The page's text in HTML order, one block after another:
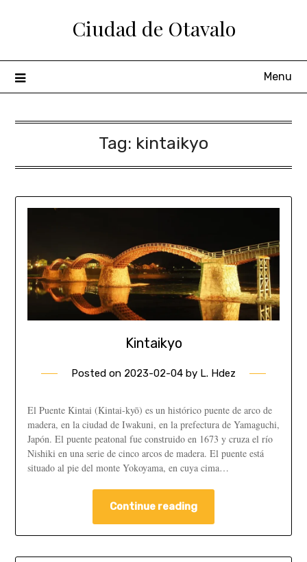
Ciudad de Otavalo
Menu
Tag: kintaikyo
Kintaikyo
Posted on 2023-02-04 by L. Hdez
El Puente Kintai (Kintai-kyō) es un histórico puente de arco de
madera, en la ciudad de Iwakuni, en la prefectura de Yamaguchi,
Japón. El puente peatonal fue construido en 1673 y cruza el río
Nishiki en una serie de cinco arcos de madera. El puente está
situado al pie del monte Yokoyama, en cuya cima…
Continue reading